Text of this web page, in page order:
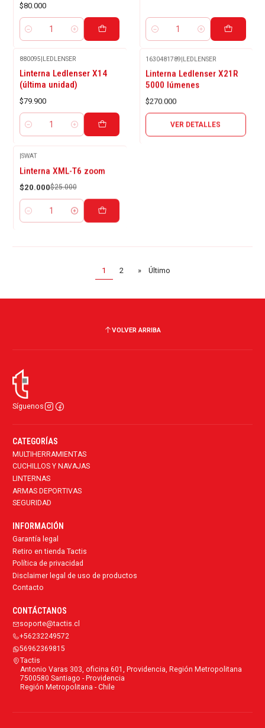
$80.000
Cantidad Cantidad
880095|LEDLENSER
Linterna Ledlenser X14
(última unidad)
$79.900
Cantidad
1630481789|LEDLENSER
Linterna Ledlenser X21R
5000 lúmenes
$270.000
VER DETALLES
-20%
OFF
|SWAT
Linterna XML-T6 zoom
$20.000$25.000
Cantidad
1 2 » Último
VOLVER ARRIBA
Síguenos
CATEGORÍAS
MULTIHERRAMIENTAS
CUCHILLOS Y NAVAJAS
LINTERNAS
ARMAS DEPORTIVAS
SEGURIDAD
INFORMACIÓN
Garantía legal
Retiro en tienda Tactis
Política de privacidad
Disclaimer legal de uso de productos
Contacto
CONTÁCTANOS
soporte@tactis.cl
+56232249572
56962369815
Tactis
Antonio Varas 303, oficina 601, Providencia, Región Metropolitana
7500580 Santiago - Providencia
Región Metropolitana - Chile